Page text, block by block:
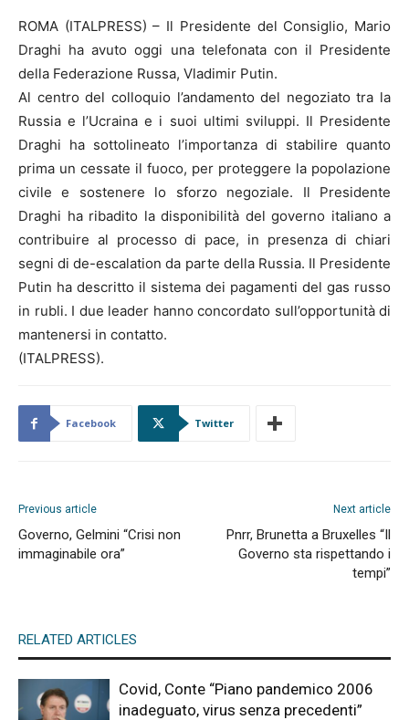
ROMA (ITALPRESS) – Il Presidente del Consiglio, Mario
Draghi ha avuto oggi una telefonata con il Presidente
della Federazione Russa, Vladimir Putin.
Al centro del colloquio l’andamento del negoziato tra la
Russia e l’Ucraina e i suoi ultimi sviluppi. Il Presidente
Draghi ha sottolineato l’importanza di stabilire quanto
prima un cessate il fuoco, per proteggere la popolazione
civile e sostenere lo sforzo negoziale. Il Presidente
Draghi ha ribadito la disponibilità del governo italiano a
contribuire al processo di pace, in presenza di chiari
segni di de-escalation da parte della Russia. Il Presidente
Putin ha descritto il sistema dei pagamenti del gas russo
in rubli. I due leader hanno concordato sull’opportunità di
mantenersi in contatto.
(ITALPRESS).
Facebook Twitter
Previous article
Governo, Gelmini “Crisi non
immaginabile ora”
Next article
Pnrr, Brunetta a Bruxelles “Il
Governo sta rispettando i
tempi”
RELATED ARTICLES
Covid, Conte “Piano pandemico 2006
inadeguato, virus senza precedenti”